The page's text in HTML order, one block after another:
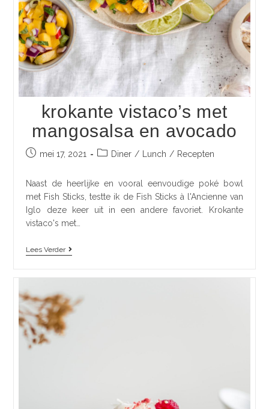
krokante vistaco’s met
mangosalsa en avocado
mei 17, 2021 Diner / Lunch / Recepten
Naast de heerlijke en vooral eenvoudige poké bowl
met Fish Sticks, testte ik de Fish Sticks à l'Ancienne van
Iglo deze keer uit in een andere favoriet. Krokante
vistaco's met…
Lees Verder